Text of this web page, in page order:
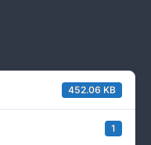
452.06 KB
1